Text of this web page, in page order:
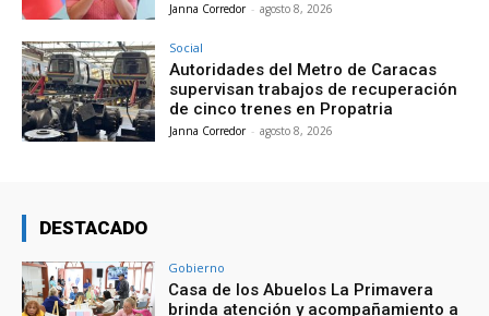
Janna Corredor - agosto 8, 2026
Social
Autoridades del Metro de Caracas
supervisan trabajos de recuperación
de cinco trenes en Propatria
Janna Corredor - agosto 8, 2026
DESTACADO
Gobierno
Casa de los Abuelos La Primavera
brinda atención y acompañamiento a